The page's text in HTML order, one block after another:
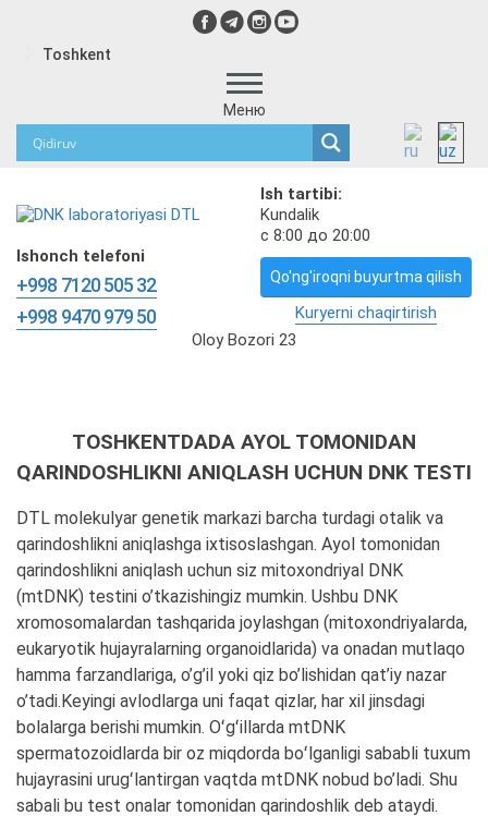
Toshkent
Меню
Ish tartibi:
Kundalik
с 8:00 до 20:00
Ishonch telefoni
+998 7120 505 32
+998 9470 979 50
Qo'ng'iroqni buyurtma qilish
Kuryerni chaqirtirish
Oloy Bozori 23
TOSHKENTDADA AYOL TOMONIDAN
QARINDOSHLIKNI ANIQLASH UCHUN DNK TESTI
DTL molekulyar genetik markazi barcha turdagi otalik va
qarindoshlikni aniqlashga ixtisoslashgan. Ayol tomonidan
qarindoshlikni aniqlash uchun siz mitoxondriyal DNK
(mtDNK) testini o’tkazishingiz mumkin. Ushbu DNK
xromosomalardan tashqarida joylashgan (mitoxondriyalarda,
eukaryotik hujayralarning organoidlarida) va onadan mutlaqo
hamma farzandlariga, o’g’il yoki qiz bo’lishidan qat’iy nazar
o’tadi.Keyingi avlodlarga uni faqat qizlar, har xil jinsdagi
bolalarga berishi mumkin. Oʻgʻillarda mtDNK
spermatozoidlarda bir oz miqdorda boʻlganligi sababli tuxum
hujayrasini urugʻlantirgan vaqtda mtDNK nobud bo’ladi. Shu
sabali bu test onalar tomonidan qarindoshlik deb ataydi.